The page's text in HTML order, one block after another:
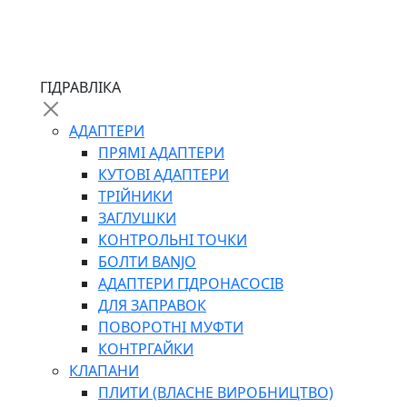
СИЛОВІ
ДРОТЯНІ
ПРУЖИННІ
НЕЙЛОНОВІ
ПРОРЕЗИНЕНІ
АВТОТОВАРИ
АВТОХІМІЯ
ДОМКРАТИ
ГІДРАВЛІКА
АДАПТЕРИ
ПРЯМІ АДАПТЕРИ
КУТОВІ АДАПТЕРИ
ТРІЙНИКИ
ЗАГЛУШКИ
КОНТРОЛЬНІ ТОЧКИ
БОЛТИ BANJO
АДАПТЕРИ ГІДРОНАСОСІВ
ДЛЯ ЗАПРАВОК
ПОВОРОТНІ МУФТИ
КОНТРГАЙКИ
КЛАПАНИ
ПЛИТИ (ВЛАСНЕ ВИРОБНИЦТВО)